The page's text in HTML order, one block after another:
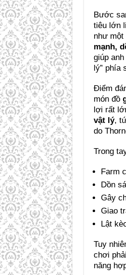
Bước
tiêu lớn
như
mạnh,
giúp
lý” phía
Điểm
món đồ
lợi rất
vật lý,
do
Trong
Farm
Dồn
Gây
Giao
Lật
Tuy
chơi phải
năng